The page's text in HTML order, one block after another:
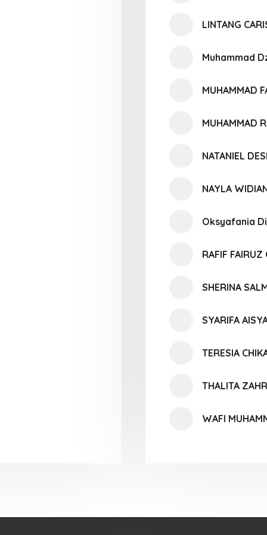
LINTANG
Muhammad
MUHAMMAD
MUHAMMAD
NATANIEL
NAYLA
Oksyafania
RAFIF
SHERINA
SYARIFA
TERESIA
THALITA
WAFI